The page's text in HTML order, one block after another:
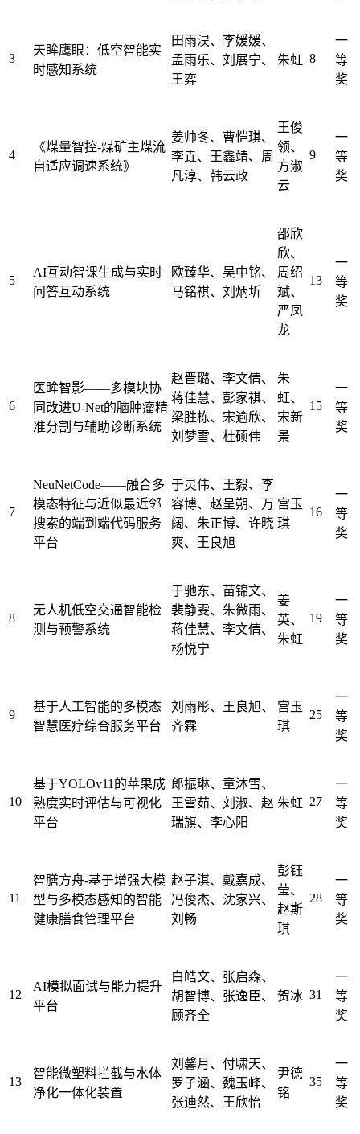
3
天眸鹰眼：低空智能实
时感知系统
田雨淏、李媛媛、
孟雨乐、刘展宁、
王弈
朱虹 8
一
等
奖
4
《煤量智控-煤矿主煤流
自适应调速系统》
姜帅冬、曹恺琪、
李垚、王鑫靖、周
凡淳、韩云政
王俊
领、
方淑
云
9
一
等
奖
5
AI互动智课生成与实时
问答互动系统
欧臻华、吴中铭、
马铭祺、刘炳圻
邵欣
欣、
周绍
斌、
严凤
龙
13
一
等
奖
6
医眸智影——多模块协
同改进U-Net的脑肿瘤精
准分割与辅助诊断系统
赵晋璐、李文倩、
蒋佳慧、彭家祺、
梁胜栋、宋逾欣、
刘梦雪、杜硕伟
朱
虹、
宋新
景
15
一
等
奖
7
NeuNetCode——融合多
模态特征与近似最近邻
搜索的端到端代码服务
平台
于灵伟、王毅、李
容博、赵呈朔、万
阔、朱正博、许晓
爽、王良旭
宫玉
琪
16
一
等
奖
8
无人机低空交通智能检
测与预警系统
于驰东、苗锦文、
裴静雯、朱微雨、
蒋佳慧、李文倩、
杨悦宁
姜
英、
朱虹
19
一
等
奖
9
基于人工智能的多模态
智慧医疗综合服务平台
刘雨彤、王良旭、
齐霖
宫玉
琪
25
一
等
奖
10
基于YOLOv11的苹果成
熟度实时评估与可视化
平台
郎振琳、童沐雪、
王雪茹、刘淑、赵
瑞旗、李心阳
朱虹 27
一
等
奖
11
智膳方舟-基于增强大模
型与多模态感知的智能
健康膳食管理平台
赵子淇、戴嘉成、
冯俊杰、沈家兴、
刘畅
彭钰
莹、
赵斯
琪
28
一
等
奖
12
AI模拟面试与能力提升
平台
白皓文、张启森、
胡智博、张逸臣、
顾齐全
贺冰 31
一
等
奖
13
智能微塑料拦截与水体
净化一体化装置
刘馨月、付啸天、
罗子涵、魏玉峰、
张迪然、王欣怡
尹德
铭
35
一
等
奖